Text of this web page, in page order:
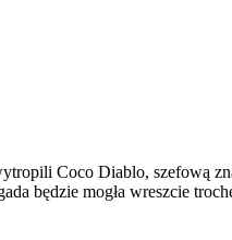
Coco Diablo, szefową
będzie mogła wreszcie